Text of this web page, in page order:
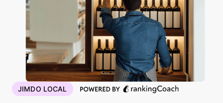
JIMDO LOCAL